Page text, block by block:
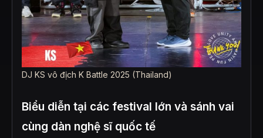
DJ KS vô địch K Battle 2025 (Thailand)
Biểu diễn tại các festival lớn và sánh vai
cùng dàn nghệ sĩ quốc tế